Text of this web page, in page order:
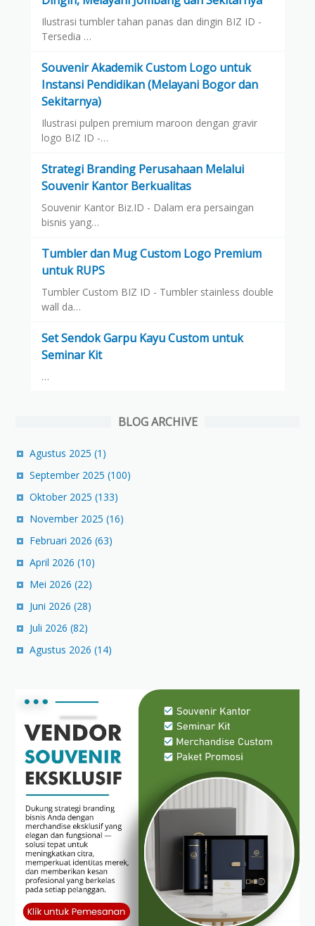
Ilustrasi tumbler tahan panas dan dingin BIZ ID -
Tersedia …
Souvenir Akademik Custom Logo untuk
Instansi Pendidikan (Melayani Bogor dan
Sekitarnya)
Ilustrasi pulpen premium maroon dengan gravir
logo BIZ ID -…
Strategi Branding Perusahaan Melalui
Souvenir Kantor Berkualitas
Souvenir Kantor Biz.ID - Dalam era persaingan
bisnis yang…
Tumbler dan Mug Custom Logo Premium
untuk RUPS
Tumbler Custom BIZ ID - Tumbler stainless double
wall da…
Set Sendok Garpu Kayu Custom untuk
Seminar Kit
…
BLOG ARCHIVE
Agustus 2025 (1)
September 2025 (100)
Oktober 2025 (133)
November 2025 (16)
Februari 2026 (63)
April 2026 (10)
Mei 2026 (22)
Juni 2026 (28)
Juli 2026 (82)
Agustus 2026 (14)